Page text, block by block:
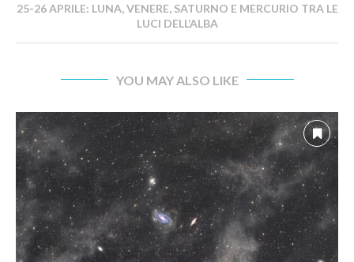
25-26 APRILE: LUNA, VENERE, SATURNO E MERCURIO TRA LE
LUCI DELL’ALBA
YOU MAY ALSO LIKE